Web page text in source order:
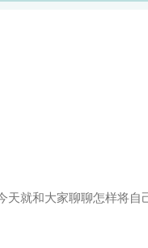
就和大家聊聊怎样将自